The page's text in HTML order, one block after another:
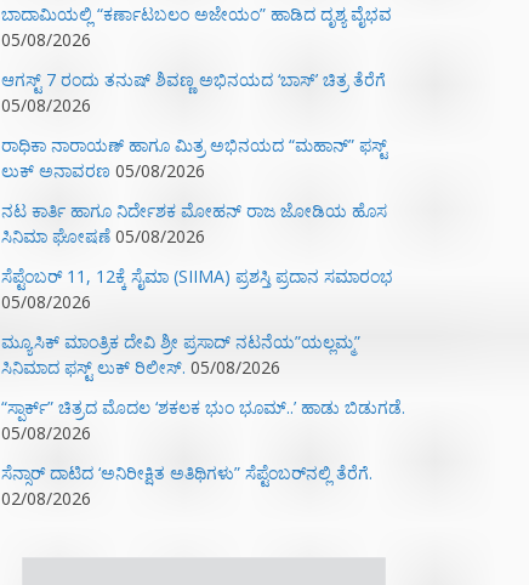
ಬಾದಾಮಿಯಲ್ಲಿ “ಕರ್ಣಾಟಬಲಂ ಅಜೇಯಂ” ಹಾಡಿದ ದೃಶ್ಯ ವೈಭವ
05/08/2026
ಆಗಸ್ಟ್ 7 ರಂದು ತನುಷ್ ಶಿವಣ್ಣ ಅಭಿನಯದ ‘ಬಾಸ್’ ಚಿತ್ರ ತೆರೆಗೆ
05/08/2026
ರಾಧಿಕಾ ನಾರಾಯಣ್ ಹಾಗೂ ಮಿತ್ರ ಅಭಿನಯದ “ಮಹಾನ್” ಫಸ್ಟ್
ಲುಕ್ ಅನಾವರಣ 05/08/2026
ನಟ ಕಾರ್ತಿ ಹಾಗೂ ನಿರ್ದೇಶಕ ಮೋಹನ್ ರಾಜ ಜೋಡಿಯ ಹೊಸ
ಸಿನಿಮಾ ಘೋಷಣೆ 05/08/2026
ಸೆಪ್ಟೆಂಬರ್ 11, 12ಕ್ಕೆ ಸೈಮಾ (SIIMA) ಪ್ರಶಸ್ತಿ ಪ್ರದಾನ ಸಮಾರಂಭ
05/08/2026
ಮ್ಯೂಸಿಕ್‌ ಮಾಂತ್ರಿಕ ದೇವಿ ಶ್ರೀ ಪ್ರಸಾದ್ ನಟನೆಯ”ಯಲ್ಲಮ್ಮ”
ಸಿನಿಮಾದ ಫಸ್ಟ್‌ ಲುಕ್‌ ರಿಲೀಸ್. 05/08/2026
“ಸ್ಪಾರ್ಕ್” ಚಿತ್ರದ ಮೊದಲ‌ ‘ಶಕಲಕ ಭುಂ‌ ಭೂಮ್..’ ಹಾಡು ಬಿಡುಗಡೆ.
05/08/2026
ಸೆನ್ಸಾರ್ ದಾಟಿದ ‘ಅನಿರೀಕ್ಷಿತ ಅತಿಥಿಗಳು” ಸೆಪ್ಟೆಂಬರ್‌ನಲ್ಲಿ ತೆರೆಗೆ.
02/08/2026